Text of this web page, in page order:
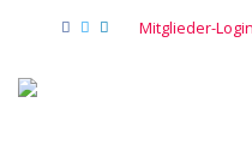
Mitglieder-Login